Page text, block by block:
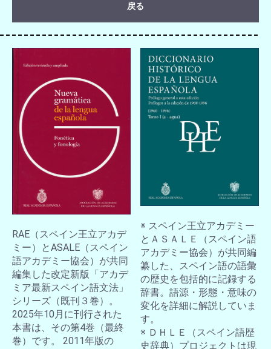
戻る
RAE（スペイン王立アカデ
ミー）とASALE（スペイン
語アカデミー協会）が共同
編集した改定新版「アカデ
ミア最新スペイン語文法」
シリーズ（既刊３巻）。
2025年10月に刊行された
本書は、その第4巻（最終
巻）です。 2011年版の
※ スペイン王立アカデミー
とＡＳＡＬＥ（スペイン語
アカデミー協会）が共同編
纂した、スペイン語の語彙
の歴史を包括的に記録する
辞書。語源・形態・意味の
変化を詳細に解説していま
す。
※ ＤＨＬＥ（スペイン語歴
史辞典）プロジェクトは現